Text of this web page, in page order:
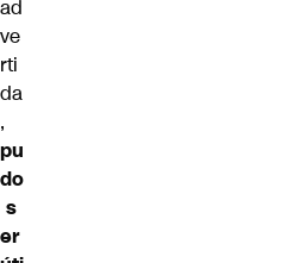
ad
ve
rti
da
,
pu
do
s
er